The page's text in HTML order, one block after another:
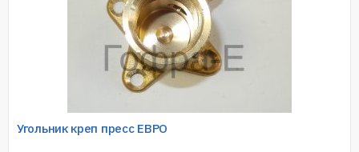
Угольник креп пресс ЕВРО